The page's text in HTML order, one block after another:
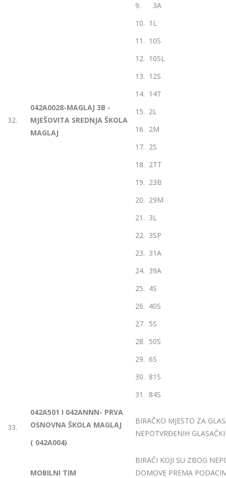
32.
042A0028-MAGLAJ 3B -
MJEŠOVITA SREDNJA ŠKOLA
MAGLAJ
9. 3A
10. 1L
11. 10S
12. 10SL
13. 12S
14. 14T
15. 2L
16. 2M
17. 2S
18. 2TT
19. 23B
20. 29M
21. 3L
22. 3SP
23. 31A
24. 39A
25. 4S
26. 40S
27. 5S
28. 50S
29. 6S
30. 81S
31. 84S
33.
042A501 I 042ANNN- PRVA
OSNOVNA ŠKOLA MAGLAJ
( 042A004)
BIRAČKO MJESTO ZA
NEPOTVRĐENIH
MOBILNI TIM
BIRAČI KOJI SU ZBOG
DOMOVE PREMA